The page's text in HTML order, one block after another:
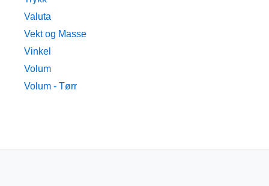
Valuta
Vekt og Masse
Vinkel
Volum
Volum - Tørr